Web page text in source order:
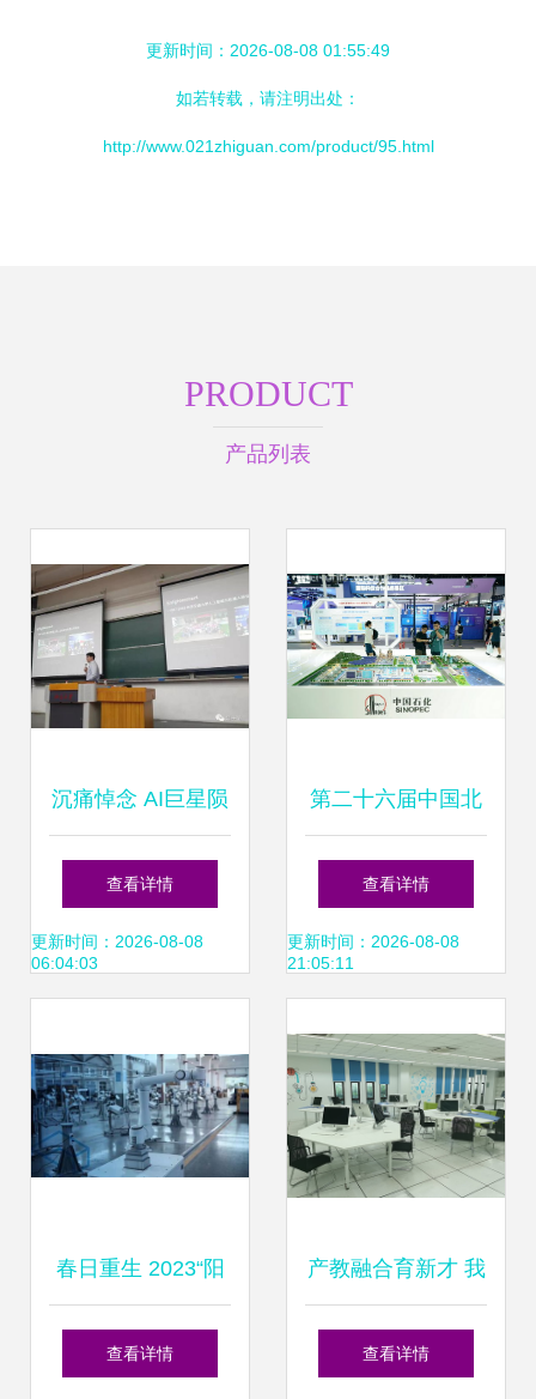
更新时间：2026-08-08 01:55:49
如若转载，请注明出处：
http://www.021zhiguan.com/product/95.html
PRODUCT
产品列表
沉痛悼念 AI巨星陨
落，旷视科技首席
科学家孙剑博士英
查看详情
更新时间：2026-08-08
06:04:03
第二十六届中国北
京国际科技产业博
览会开幕 聚焦信息
发，擘画未来创新
蓝图
查看详情
更新时间：2026-08-08
21:05:11
春日重生 2023“阳
康”后工业机器人的
查看详情
产教融合育新才 我
校与苏州盈实信息
查看详情